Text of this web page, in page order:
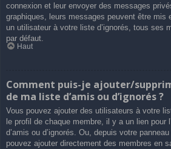
connexion et leur envoyer des messages
graphiques, leurs messages peuvent être mis
un utilisateur à votre liste d’ignorés, tous ses
par défaut.
Haut
Comment puis-je ajouter/
de ma liste d’amis ou d’ignorés ?
Vous pouvez ajouter des utilisateurs à votre
le profil de chaque membre, il y a un lien pour
d’amis ou d’ignorés. Ou, depuis votre
pouvez ajouter directement des membres en